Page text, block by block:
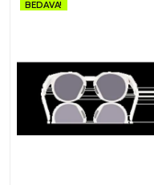
BEDAVA!